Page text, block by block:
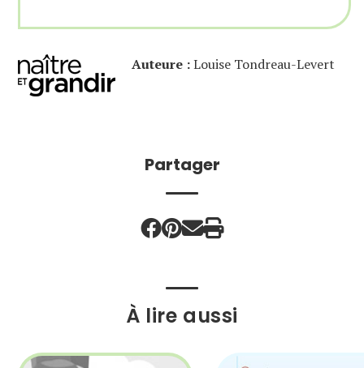
Auteure :Louise Tondreau-Levert
Partager
À lire aussi